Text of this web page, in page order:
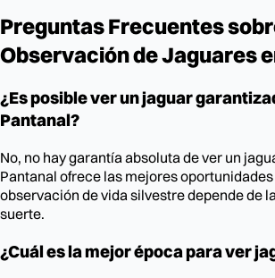
Preguntas Frecuentes
Observación de Jaguares
¿Es posible ver un jaguar
Pantanal?
No, no hay garantía absoluta de ver un
Pantanal ofrece las mejores
observación de vida silvestre depende de
suerte.
¿Cuál es la mejor época para ver